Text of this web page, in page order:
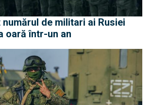
de militari ai Rusiei
oară într-un an